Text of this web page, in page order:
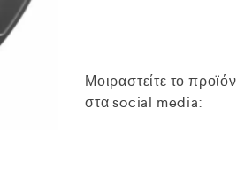
Μοιραστείτε το προϊόν
στα social media: